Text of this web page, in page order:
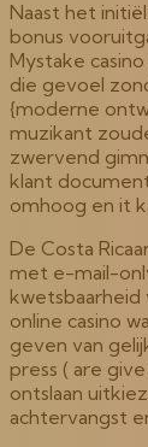
Naast het
bonus
Mystake
die gevoel
{moderne
muzikant
zwervend
klant
omhoog en it
De Costa
met e-mail-
online casino
geven van
press ( are
ontslaan
achtervangst